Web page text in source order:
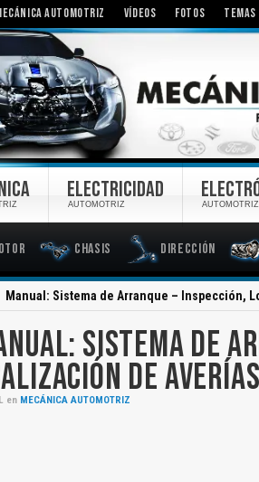
AUTOMOTRIZ VÍDEOS FOTOS TEMAS
Chasis Dirección
ELECTRICIDAD
AUTOMOTRIZ AUTOMOTRIZ
Manual: Sistema de Arranque – Inspección,
SISTEMA DE
DE
en MECÁNICA AUTOMOTRIZ